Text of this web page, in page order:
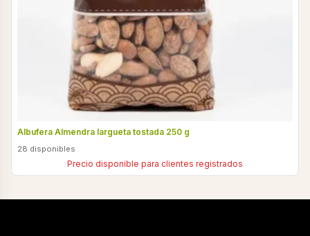
Albufera Almendra largueta tostada 250 g
28 disponibles
Precio disponible para clientes registrados